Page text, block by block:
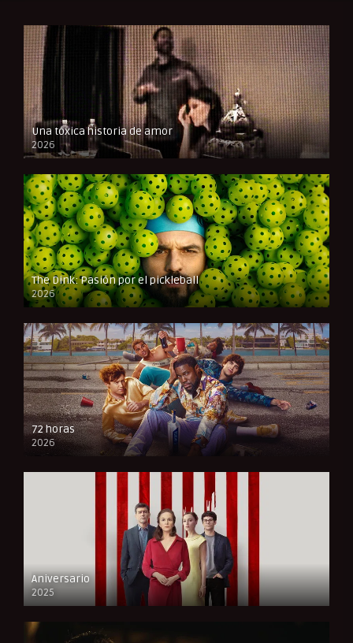
Una tóxica historia de amor
2026
FULL HD
The Dink: Pasión por el pickleball
2026
FULL HD
72 horas
2026
FULL HD
Aniversario
2025
FULL HD